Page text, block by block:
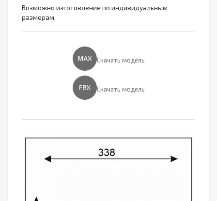
Возможно изготовление по индивидуальным
размерам.
Скачать модель
Скачать модель